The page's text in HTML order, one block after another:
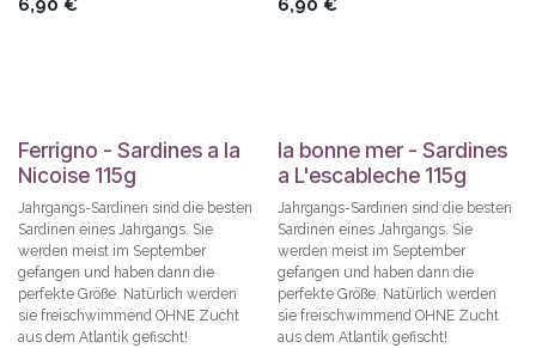
6,90 € 6,90 €
Ferrigno - Sardines a la
Nicoise 115g
Jahrgangs-Sardinen sind die besten
Sardinen eines Jahrgangs. Sie
werden meist im September
gefangen und haben dann die
perfekte Größe. Natürlich werden
sie freischwimmend OHNE Zucht
aus dem Atlantik gefischt!
la bonne mer - Sardines
a L'escableche 115g
Jahrgangs-Sardinen sind die besten
Sardinen eines Jahrgangs. Sie
werden meist im September
gefangen und haben dann die
perfekte Größe. Natürlich werden
sie freischwimmend OHNE Zucht
aus dem Atlantik gefischt!